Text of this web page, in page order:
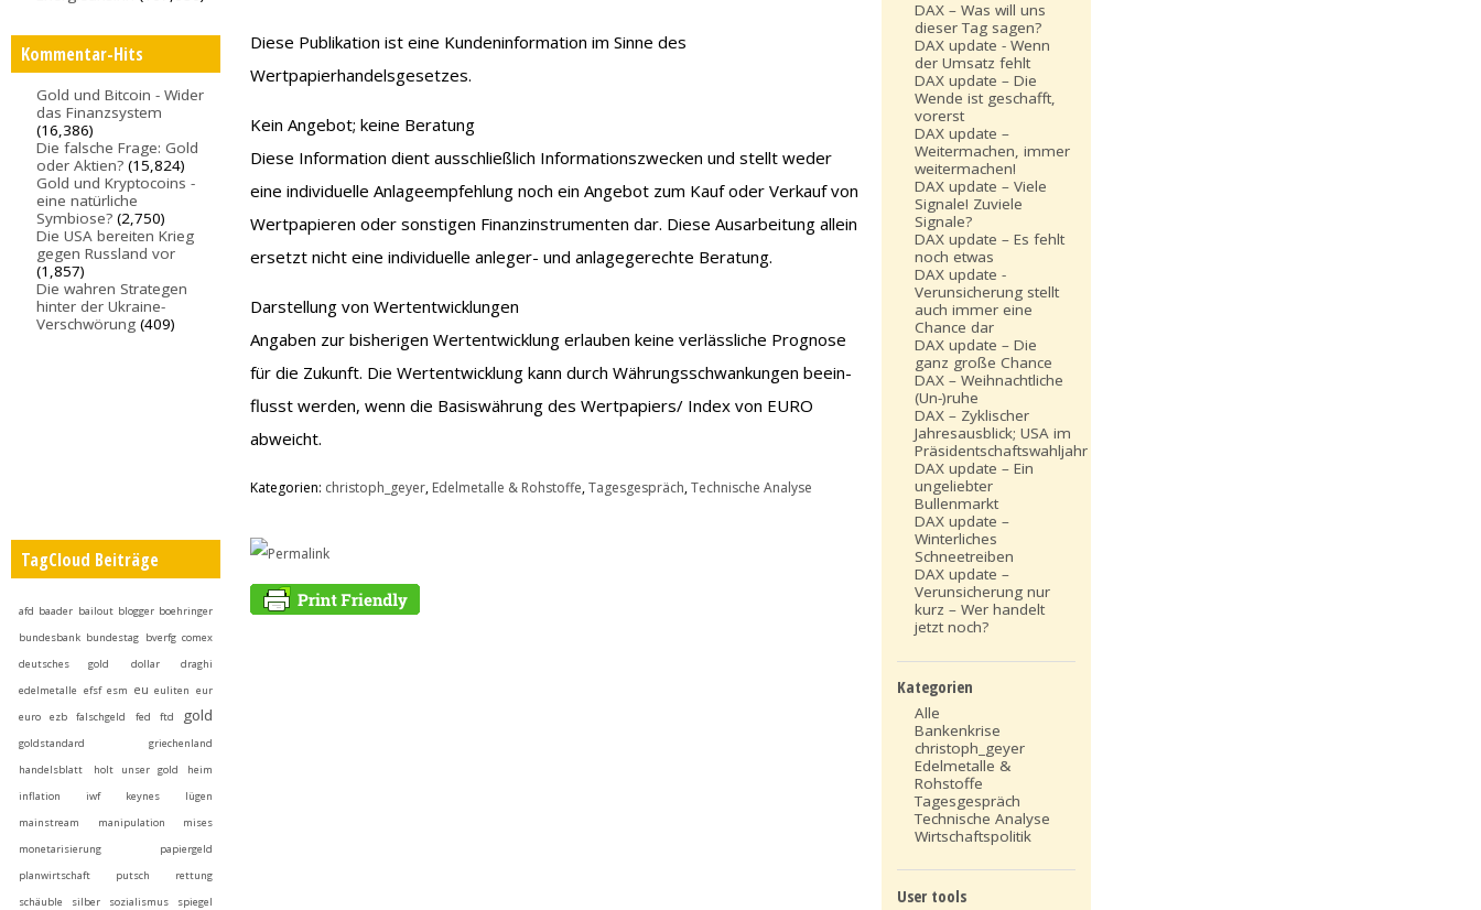
Kommentar-Hits
Gold und Bitcoin - Wider
das Finanzsystem
(16,386)
Die falsche Frage: Gold
oder Aktien? (15,824)
Gold und Kryptocoins -
eine natürliche
Symbiose? (2,750)
Die USA bereiten Krieg
gegen Russland vor
(1,857)
Die wahren Strategen
hinter der Ukraine-
Verschwörung (409)
TagCloud Beiträge
afd baader bailout blogger boehringer
bundesbank bundestag bverfg comex
deutsches gold
dollar
draghi
edelmetalle efsf esm eu euliten eur
euro
ezb falschgeld fed ftd gold
goldstandard
griechenland
handelsblatt
holt unser gold heim
inflation
iwf keynes
lügen
mainstream
manipulation
mises
monetarisierung
papiergeld
planwirtschaft
putsch
rettung
schäuble
silber sozialismus
spiegel
Diese Publikation ist eine Kundeninformation im Sinne des
Wertpapierhandelsgesetzes.
Kein Angebot; keine Beratung
Diese Information dient ausschließlich Informationszwecken und stellt weder
eine individuelle Anlageempfehlung noch ein Angebot zum Kauf oder Verkauf von
Wertpapieren oder sonstigen Finanzinstrumenten dar. Diese Ausarbeitung allein
ersetzt nicht eine individuelle anleger- und anlagegerechte Beratung.
Darstellung von Wertentwicklungen
Angaben zur bisherigen Wertentwicklung erlauben keine verlässliche Prognose
für die Zukunft. Die Wertentwicklung kann durch Währungsschwankungen beein-
flusst werden, wenn die Basiswährung des Wertpapiers/ Index von EURO
abweicht.
Kategorien: christoph_geyer, Edelmetalle & Rohstoffe,Tagesgespräch,Technische Analyse
DAX – Was will uns
dieser Tag sagen?
DAX update - Wenn
der Umsatz fehlt
DAX update – Die
Wende ist geschafft,
vorerst
DAX update –
Weitermachen, immer
weitermachen!
DAX update – Viele
Signale! Zuviele
Signale?
DAX update – Es fehlt
noch etwas
DAX update -
Verunsicherung stellt
auch immer eine
Chance dar
DAX update – Die
ganz große Chance
DAX – Weihnachtliche
(Un-)ruhe
DAX – Zyklischer
Jahresausblick; USA im
Präsidentschaftswahljahr
DAX update – Ein
ungeliebter
Bullenmarkt
DAX update –
Winterliches
Schneetreiben
DAX update –
Verunsicherung nur
kurz – Wer handelt
jetzt noch?
Kategorien
Alle
Bankenkrise
christoph_geyer
Edelmetalle &
Rohstoffe
Tagesgespräch
Technische Analyse
Wirtschaftspolitik
User tools